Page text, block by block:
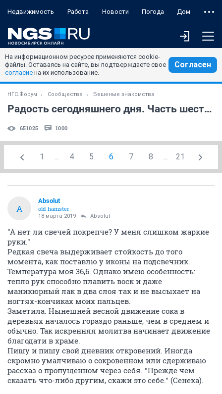
Недвижимость Работа Новости Погода Дом
На информационном ресурсе применяются cookie-
файлы. Оставаясь на сайте, вы подтверждаете свое
согласие на их использование.
Согласен
НГС.Форум Сообщества Бешеные знакомства
Радость сегодняшнего дня. Часть шестая. NF
651025 1000
1 ... 4 5 6 7 8 ... 21
A
Absolut
old hamster
18 марта 2019 Absolut
"А нет ли свечей покрепче? У меня слишком жаркие
руки."
Редкая свеча выдерживает стойкость до того
момента, как поставлю у иконы на подсвечник.
Температура моя 36,6. Однако имею особенность:
тепло рук способно плавить воск и даже
маникюрный лак в два слоя так и не высыхает на
ногтях-кончиках моих пальцев.
Заметила. Нынешней весной движение сока в
деревьях началось гораздо раньше, чем в среднем и
обычно. Так искренняя молитва начинает движение
благодати в храме.
Пишу и пишу свой дневник откровений. Иногда
скромно умалчиваю о сокровенном или сдерживаю
рассказ о пропущенном через себя. "Прежде чем
сказать что-либо другим, скажи это себе." (Сенека).